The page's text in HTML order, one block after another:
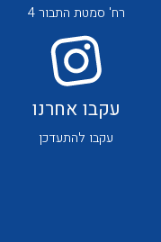
רח' סמטת התבור 4
עקבו אחרנו
עקבו להתעדכן